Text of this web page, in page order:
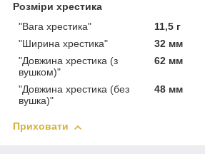
Розміри хрестика
"Вага хрестика"
11,5 г
"Ширина хрестика"
32 мм
"Довжина хрестика (з
вушком)"
62 мм
"Довжина хрестика (без
вушка)"
48 мм
Приховати